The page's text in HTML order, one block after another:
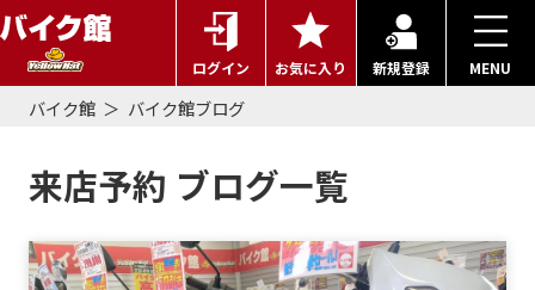
ログイン お気に入り 新規登録 MENU
バイク館 バイク館ブログ
来店予約 ブログ一覧